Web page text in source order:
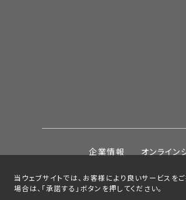
企業情報 オンライン
当ウェブサイトでは、お客様により良いサービス
場合は、「承諾する」ボタンを押してください。